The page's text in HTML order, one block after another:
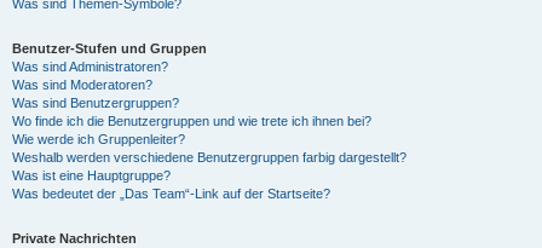
Was sind Themen-Symbole?
Benutzer-Stufen und Gruppen
Was sind Administratoren?
Was sind Moderatoren?
Was sind Benutzergruppen?
Wo finde ich die Benutzergruppen und wie trete ich ihnen bei?
Wie werde ich Gruppenleiter?
Weshalb werden verschiedene Benutzergruppen farbig dargestellt?
Was ist eine Hauptgruppe?
Was bedeutet der „Das Team“-Link auf der Startseite?
Private Nachrichten